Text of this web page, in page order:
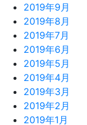
2019年9月
2019年8月
2019年7月
2019年6月
2019年5月
2019年4月
2019年3月
2019年2月
2019年1月